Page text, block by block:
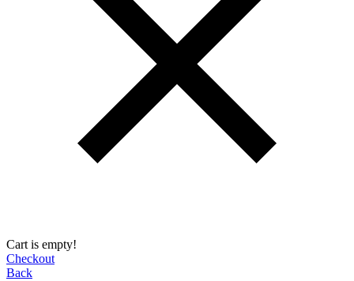
Cart is empty!
Checkout
Back